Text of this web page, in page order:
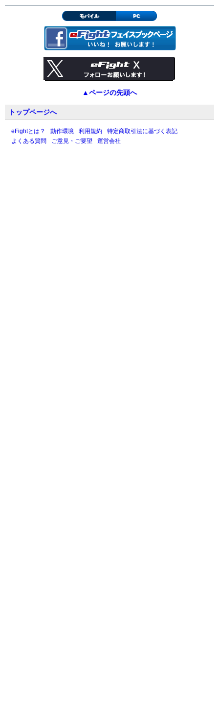
モバイル PC
▲ページの先頭へ
トップページへ
よくある質問
ご意見・ご要望 運営会社